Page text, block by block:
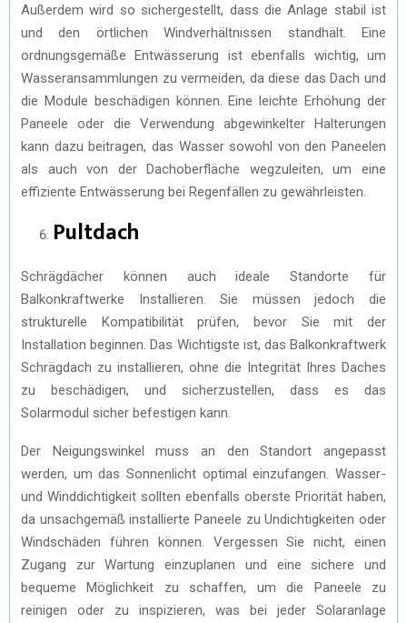
Außerdem wird so sichergestellt, dass die Anlage stabil ist
und den örtlichen Windverhältnissen standhält. Eine
ordnungsgemäße Entwässerung ist ebenfalls wichtig, um
Wasseransammlungen zu vermeiden, da diese das Dach und
die Module beschädigen können. Eine leichte Erhöhung der
Paneele oder die Verwendung abgewinkelter Halterungen
kann dazu beitragen, das Wasser sowohl von den Paneelen
als auch von der Dachoberfläche wegzuleiten, um eine
effiziente Entwässerung bei Regenfällen zu gewährleisten.
Pultdach
Schrägdächer können auch ideale Standorte für
Balkonkraftwerke Installieren. Sie müssen jedoch die
strukturelle Kompatibilität prüfen, bevor Sie mit der
Installation beginnen. Das Wichtigste ist, das Balkonkraftwerk
Schrägdach zu installieren, ohne die Integrität Ihres Daches
zu beschädigen, und sicherzustellen, dass es das
Solarmodul sicher befestigen kann.
Der Neigungswinkel muss an den Standort angepasst
werden, um das Sonnenlicht optimal einzufangen. Wasser-
und Winddichtigkeit sollten ebenfalls oberste Priorität haben,
da unsachgemäß installierte Paneele zu Undichtigkeiten oder
Windschäden führen können. Vergessen Sie nicht, einen
Zugang zur Wartung einzuplanen und eine sichere und
bequeme Möglichkeit zu schaffen, um die Paneele zu
reinigen oder zu inspizieren, was bei jeder Solaranlage